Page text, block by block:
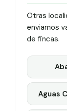
Otras
enviamos
de fincas.
Aguas